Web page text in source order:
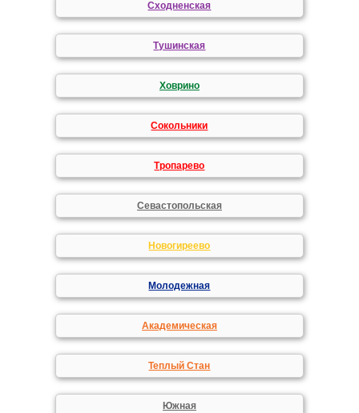
Сходненская
Тушинская
Ховрино
Сокольники
Тропарево
Севастопольская
Новогиреево
Молодежная
Академическая
Теплый Стан
Южная